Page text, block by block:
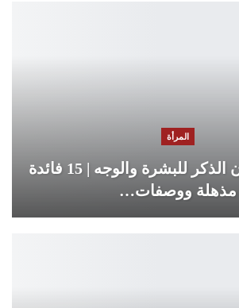
المرأة
فوائد زيت لبان الذكر للبشرة والوجه | 15 فائدة
مذهلة ووصفات…